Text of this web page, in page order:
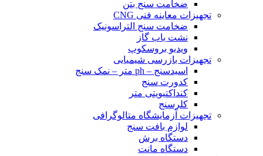
ضخامت سنج بتن
تجهیزات معاینه فنی CNG
ضخامت سنج التراسونیک
نشت یاب گاز
ویدیو بروسکوپ
تجهیزات بازرسی شیمیایی
اسیدسنج – ph متر – نمک سنج
کدورت سنج
کنداکتیویتی متر
کلرسنج
تجهیزات آزمایشگاه متالوگرافی
لوازم بافت سنج
دستگاه برش
دستگاه مانت